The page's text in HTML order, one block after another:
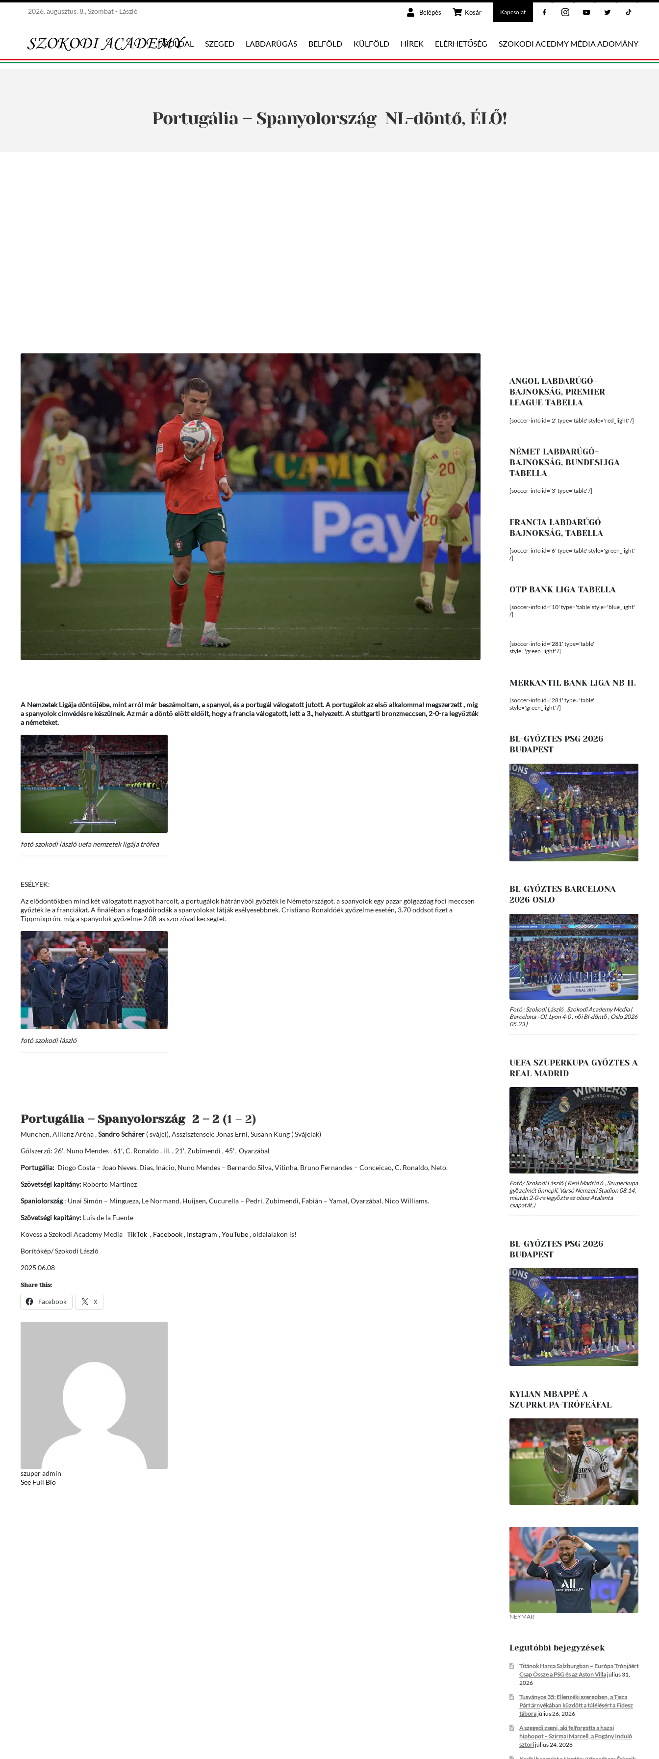
2026. augusztus. 8., Szombat - László Belépés Kosár Kapcsolat
FŐOLDAL SZEGED LABDARÚGÁS BELFÖLD KÜLFÖLD HÍREK ELÉRHETŐSÉG SZOKODI ACEDMY MÉDIA ADOMÁNY
Portugália – Spanyolország NL-döntő, ÉLŐ!
A Nemzetek Ligája döntőjébe, mint arról már beszámoltam, a spanyol, és a portugál válogatott jutott. A portugálok az első alkalommal megszerzett , míg
a spanyolok címvédésre készülnek. Az már a döntő előtt eldőlt, hogy a francia válogatott, lett a 3., helyezett. A stuttgarti bronzmeccsen, 2-0-ra legyőzték
a németeket.
fotó szokodi lászló uefa nemzetek ligája trófea
ESÉLYEK:
Az elődöntőkben mind két válogatott nagyot harcolt, a portugálok hátrányból győzték le Németországot, a spanyolok egy pazar gólgazdag foci meccsen
győzték le a franciákat. A fináléban afogadóirodáka spanyolokat látják esélyesebbnek. Cristiano Ronaldóék győzelme esetén, 3.70 oddsot fizet a
Tippmixprón, míg a spanyolok győzelme 2.08-as szorzóval kecsegtet.
fotó szokodi lászló
Portugália – Spanyolország 2 – 2 (1 – 2)
München, Allianz Aréna ,Sandro Schärer( svájci), Asszisztensek: Jonas Erni, Susann Küng ( Svájciak)
Gólszerző: 26′, Nuno Mendes , 61′, C. Ronaldo , ill. , 21′, Zubimendi , 45′, Oyarzábal
Portugália: Diogo Costa – Joao Neves, Dias, Inácio, Nuno Mendes – Bernardo Silva, Vitinha, Bruno Fernandes – Conceicao, C. Ronaldo, Neto.
Szövetségi kapitány: Roberto Martínez
Spaniolország: Unai Simón – Mingueza, Le Normand, Huijsen, Cucurella – Pedri, Zubimendi, Fabián – Yamal, Oyarzábal, Nico Williams.
Szövetségi kapitány: Luis de la Fuente
Kövess a Szokodi Academy Media TikTok, Facebook, Instagram ,YouTube, oldalalakon is!
Borítókép/ Szokodi László
2025 06.08
Share this:
Facebook X
szuper admin
See Full Bio
ANGOL LABDARÚGÓ-
BAJNOKSÁG, PREMIER
LEAGUE TABELLA
[soccer-info id='2' type='table' style='red_light' /]
NÉMET LABDARÚGÓ-
BAJNOKSÁG, BUNDESLIGA
TABELLA
[soccer-info id='3' type='table' /]
FRANCIA LABDARÚGÓ
BAJNOKSÁG, TABELLA
[soccer-info id='6' type='table' style='green_light'
/]
OTP BANK LIGA TABELLA
[soccer-info id='10' type='table' style='blue_light'
/]
[soccer-info id='281' type='table'
style='green_light' /]
MERKANTIL BANK LIGA NB II.
[soccer-info id='281' type='table'
style='green_light' /]
BL-GYŐZTES PSG 2026
BUDAPEST
BL-GYŐZTES BARCELONA
2026 OSLO
Fotó : Szokodi László , Szokodi Academy Media (
Barcelona - Ol. Lyon 4-0 , női Bl-döntő , Oslo 2026
05.23 )
UEFA SZUPERKUPA GYŐZTES A
REAL MADRID
Fotó/ Szokodi László ( Real Madrid 6., Szuperkupa
győzelmét ünnepli, Varsó Nemzeti Stadion 08.14,
miután 2-0-ra legyőzte az olasz Atalanta
csapatát.)
BL-GYŐZTES PSG 2026
BUDAPEST
KYLIAN MBAPPÉ A
SZUPRKUPA-TRÓFEÁFAL
NEYMAR
Legutóbbi bejegyzések
Titánok Harca Salzburgban – Európa Trónjáért
Csap Össze a PSG és az Aston Villajúlius 31,
2026
Tusványos 35: Ellenzéki szerepben, a Tisza
Párt árnyékában küzdött a túlélésért a Fidesz
táborajúlius 26, 2026
A szegedi zseni, aki felforgatta a hazai
hiphopot – Szirmai Marcell, a Pogány Induló
sztorijúlius 24, 2026